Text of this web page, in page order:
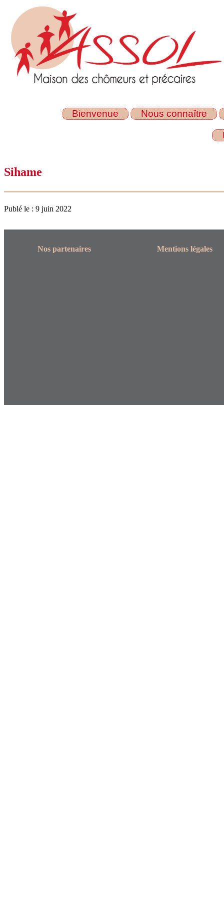
Bienvenue Nous connaître
Sihame
Publé le : 9 juin 2022
Nos partenaires Mentions légales